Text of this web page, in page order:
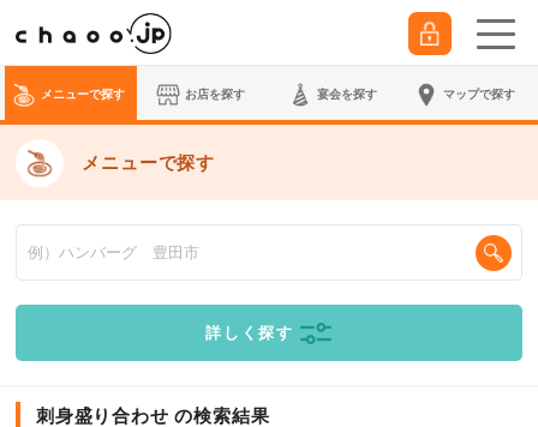
メニューで探す お店を探す 宴会を探す マップで探す
メニューで探す
詳しく探す
刺身盛り合わせ の検索結果